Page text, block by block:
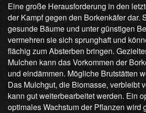
Eine große Herausforderung in den
der Kampf gegen den Borkenkäfer dar.
gesunde Bäume und unter günstigen
vermehren sie sich sprunghaft und
flächig zum Absterben bringen.
Mulchen kann das Vorkommen der
und eindämmen. Mögliche Brutstätten
Das Mulchgut, die Biomasse, verbleibt
kann gut weiterbearbeitet werden. Ein
optimales Wachstum der Pflanzen wird